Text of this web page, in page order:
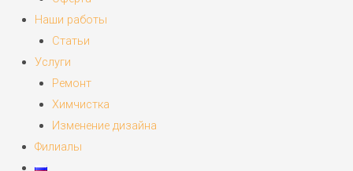
Наши работы
Статьи
Услуги
Ремонт
Химчистка
Изменение дизайна
Филиалы